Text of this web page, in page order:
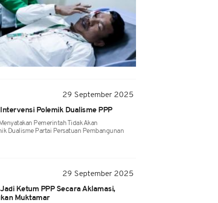
29 September 2025
Polemik Dualisme PPP
Pemerintah Tidak Akan
Dualisme Partai Persatuan Pembangunan
29 September 2025
Ketum PPP Secara Aklamasi,
Muktamar